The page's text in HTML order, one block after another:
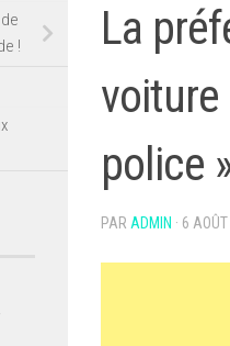
La
voiture
police
PAR ADMIN · 6
!